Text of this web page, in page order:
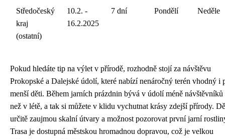
Středočeský
kraj
(ostatní)
10.2. -
16.2.2025
7 dní Pondělí Neděle
Pokud hledáte tip na výlet v přírodě, rozhodně stojí za návštěvu
Prokopské a Dalejské údolí, které nabízí nenáročný terén vhodný i
menší děti. Během jarních prázdnin bývá v údolí méně návštěvníků
než v létě, a tak si můžete v klidu vychutnat krásy zdejší přírody.
určitě zaujmou skalní útvary a možnost pozorovat první jarní
Trasa je dostupná městskou hromadnou dopravou, což je velkou